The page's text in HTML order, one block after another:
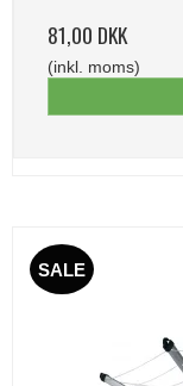
81,00 DKK
(inkl. moms)
SALE